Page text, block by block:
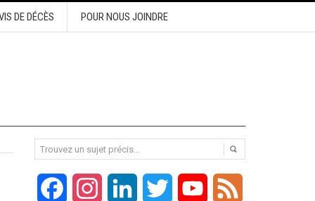
DE DÉCÈS POUR NOUS JOINDRE
FacebookInstagramLinkedIn Twitter YouTube